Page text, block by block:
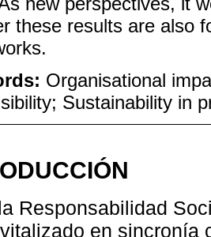
these results are also
Organisational
Sustainability in
Responsabilidad
en sincronía